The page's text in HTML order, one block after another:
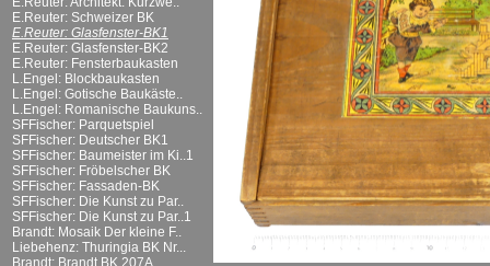
E.Reuter: Schweizer BK
E.Reuter: Glasfenster-BK1
E.Reuter: Glasfenster-BK2
E.Reuter: Fensterbaukasten
L.Engel: Blockbaukasten
L.Engel: Gotische Baukäste..
L.Engel: Romanische Baukuns..
SFFischer: Parquetspiel
SFFischer: Deutscher BK1
SFFischer: Baumeister im Ki..1
SFFischer: Fröbelscher BK
SFFischer: Fassaden-BK
SFFischer: Die Kunst zu Par..
SFFischer: Die Kunst zu Par..1
Brandt: Mosaik Der kleine F..
Liebehenz: Thuringia BK Nr...
Brandt: Brandt BK 207A